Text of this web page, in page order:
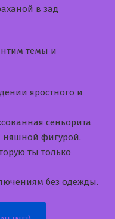
в зад
темы и
яростного и
сеньорита
няшной фигурой.
ты только
без одежды.